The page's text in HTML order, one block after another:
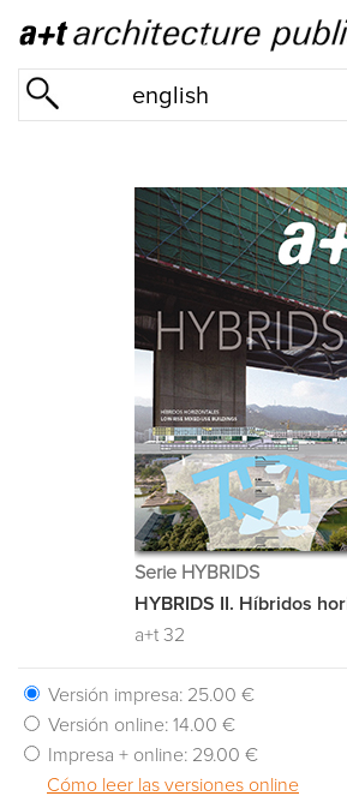
english
Serie HYBRIDS
HYBRIDS II. Híbridos
a+t 32
Versión impresa: 25.00 €
Versión online: 14.00 €
Impresa + online: 29.00 €
Cómo leer las versiones online